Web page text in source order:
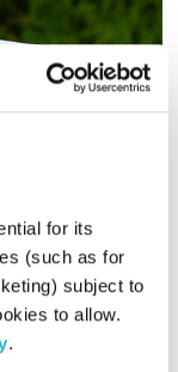
for its
(such as for
subject to
to allow.
.
התבוננות
דליק
09.11.20
00:29:26
שלומית שרביט